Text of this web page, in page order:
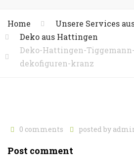
Home
Unsere Services
Deko aus Hattingen
Deko-Hattingen-
dekofiguren-kranz
0 comments posted by
Post comment